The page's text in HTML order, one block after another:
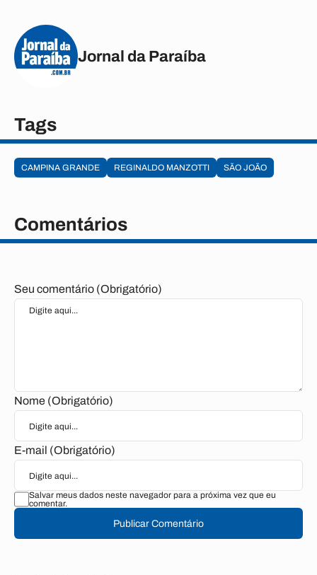
Jornal da Paraíba
Tags
CAMPINA GRANDE REGINALDO MANZOTTI SÃO JOÃO
Comentários
Seu comentário (Obrigatório)
Nome (Obrigatório)
E-mail (Obrigatório)
Salvar meus dados neste navegador para a próxima vez que eu
comentar.
Publicar Comentário